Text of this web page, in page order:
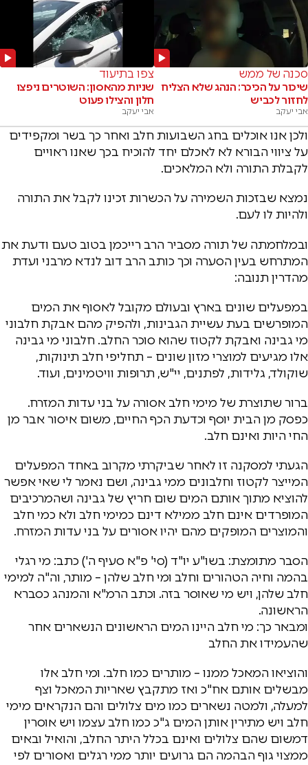
סכנה של ממש
שיכור על הכיכר: הנהג שלא הצליח
לחזור לכביש
אבי יעקב
צפו בתיעוד
שניות מהאסון: השוטרים ניפצו
חלון והצילו פעוט
אבי יעקב
ולכן אנו אוכלים בחג השבועות חלב ואחר כך בשר ומקפידים
על ציווי הבורא לא לאכלם יחד להוכיח בכך שאנו ראויים
לקבלת התורה ולא המלאכים.
נמצא שבזכות השמירה על הכשרות זכינו לקבל את התורה
ולהיות לו לעם.
ובמלחמתה של תורה מסביר הרב רייכמן בטוב טעם ודעת את
המתרחש בעין הסערה וכך כותב הרב דוב לנדא מרבני ועדת
מהדרין תנובה:
במפעלים שונים בארץ ובעולם מקובל לאסוף את המים
המופרשים בעת עשיית הגבינות, ולהפיק מהם אבקת חלבוני
מי גבינה ואבקת לקטוז שהוא סוכר החלב. חלבוני מי גבינה
אלו מגיעים למוצרי מזון שונים – תחליפי חלב תינוקות,
שוקולד, גלידות, לפתנים, יי"ש, תרופות וויטמינים, ועוד.
ברור שתוצרת של מימי חלב אסורה על בני עדות המזרח.
כפסק מן הבית יוסף וכדעת הכף החיים, משום איסור אבר מן
החי היות ואינם חלב.
הגעתי למסקנה זו לאחר שביקרתי מקרוב באחד המפעלים
המייצר לקטוז וחלבונים ממי גבינה, ושם נאמר לי שאי אפשר
להוציא מתוך אותם המים שום חריץ של גבינה ושהמרכיבים
המופרדים אינם חלב ממילא דינם כמימי חלב ולא כמי חלב
והמוצרים המופקים מהם יהיו אסורים על בני עדות המזרח.
הסבר מתומצת: בשו"ע יו"ד (סי' פ"א סעיף ה') כתב: מי רגלי
בהמה וחיה הטהורים וחלב ומי חלב שלהן – מותר, וה"ה למימי
חלב שלהן, ויש מי שאוסר בזה. וכתב הרמ"א והמנהג כסברא
הראשונה.
ומבאר כך: מי חלב היינו המים הראשונים הנשארים אחר
שהעמידו את החלב
והוציאו המאכל ממנו – מותרים כמו חלב. ומי חלב אלו
מבשלים אותם אח"כ ואז מתקבץ שאריות המאכל וצף
למעלה, ולמטה נשארים כמו מים צלולים והם הנקראים מימי
חלב ויש מתירין אותן המים ג"כ כמו חלב עצמו ויש אוסרין
דמשום שהם צלולים ואינם בכלל היתר החלב, והואיל ובאים
ממצוי גוף הבהמה הם גרועים יותר ממי רגלים ואסורים לפי